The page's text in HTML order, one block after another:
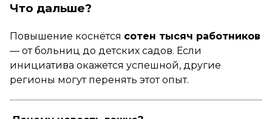
Что дальше?
Повышение коснётся сотен тысяч работников
— от больниц до детских садов. Если
инициатива окажется успешной, другие
регионы могут перенять этот опыт.